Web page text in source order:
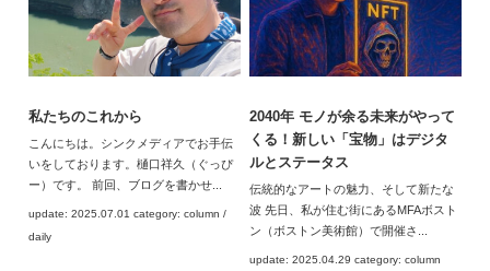
私たちのこれから
こんにちは。シンクメディアでお手伝
いをしております。樋口祥久（ぐっぴ
ー）です。 前回、ブログを書かせ...
update: 2025.07.01 category: column /
daily
2040年 モノが余る未来がやって
くる！新しい「宝物」はデジタ
ルとステータス
伝統的なアートの魅力、そして新たな
波 先日、私が住む街にあるMFAボスト
ン（ボストン美術館）で開催さ...
update: 2025.04.29 category: column